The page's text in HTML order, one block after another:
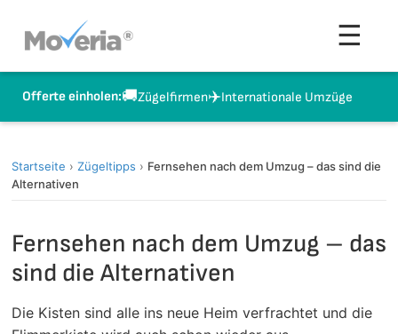
Inhalt
springen
☰
Offerte einholen:🚚Zügelfirmen✈️Internationale Umzüge
Startseite › Zügeltipps › Fernsehen nach dem Umzug – das sind die
Alternativen
Fernsehen nach dem Umzug – das
sind die Alternativen
Die Kisten sind alle ins neue Heim verfrachtet und die